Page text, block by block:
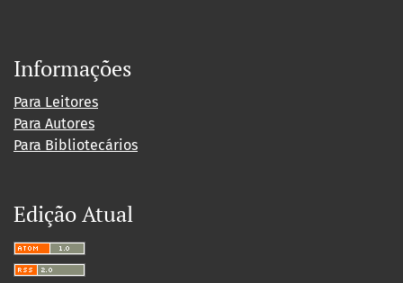
Informações
Para Leitores
Para Autores
Para Bibliotecários
Edição Atual